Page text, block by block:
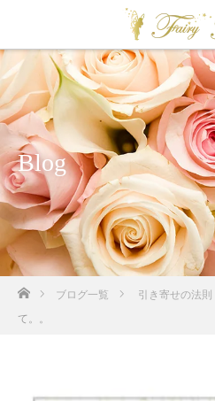
Blog
ホームブログ一覧 引き寄せの法則
て。。